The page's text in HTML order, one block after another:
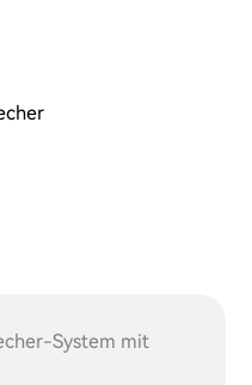
System mit